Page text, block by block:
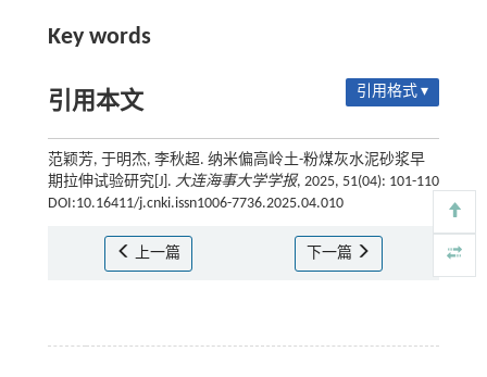
Key words
引用本文 引用格式 ▾
范颖芳, 于明杰, 李秋超. 纳米偏高岭土-粉煤灰水泥砂浆早
期拉伸试验研究[J]. 大连海事大学学报, 2025, 51(04): 101-110
DOI:10.16411/j.cnki.issn1006-7736.2025.04.010
上一篇 下一篇